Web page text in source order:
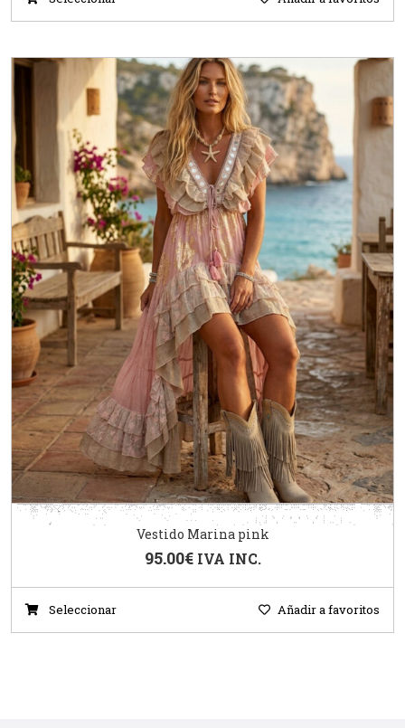
Vestido Marina pink
95.00€ IVA INC.
Seleccionar Añadir a favoritos